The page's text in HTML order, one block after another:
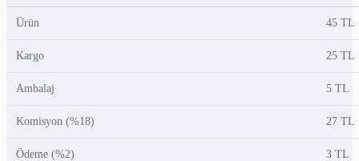
Ürün 45 TL
Kargo 25 TL
Ambalaj 5 TL
Komisyon (%18) 27 TL
Ödeme (%2) 3 TL